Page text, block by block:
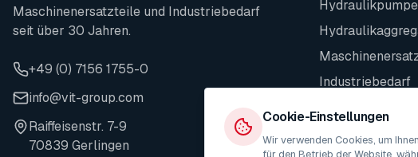
Maschinenersatzteile und Industriebedarf
seit über 30 Jahren.
+49 (0) 7156 1755-0
info@vit-group.com
Raiffeisenstr. 7-9
70839 Gerlingen
Industriebedarf
Cookie-Einstellungen
Wir verwenden Cookies, um
für den Betrieb der Website,